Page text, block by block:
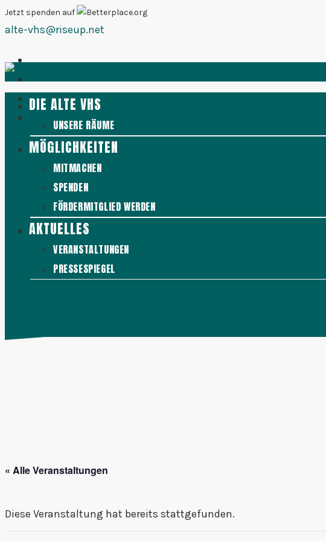
Zum
Inhalt
Jetzt spenden auf
alte-vhs@riseup.net
DIE ALTE VHS
UNSERE RÄUME
MÖGLICHKEITEN
MITMACHEN
SPENDEN
FÖRDERMITGLIED WERDEN
AKTUELLES
VERANSTALTUNGEN
PRESSESPIEGEL
« Alle Veranstaltungen
Diese Veranstaltung hat bereits stattgefunden.